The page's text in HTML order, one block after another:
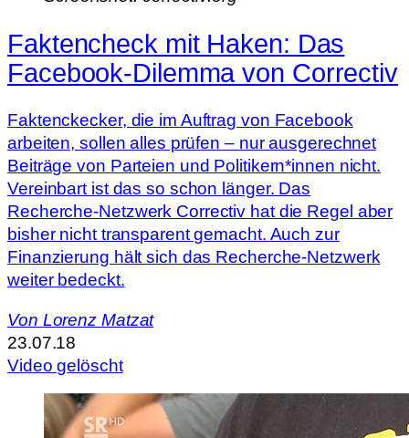
Faktencheck mit Haken: Das
Facebook-Dilemma von Correctiv
Faktenckecker, die im Auftrag von Facebook
arbeiten, sollen alles prüfen – nur ausgerechnet
Beiträge von Parteien und Politikern*innen nicht.
Vereinbart ist das so schon länger. Das
Recherche-Netzwerk Correctiv hat die Regel aber
bisher nicht transparent gemacht. Auch zur
Finanzierung hält sich das Recherche-Netzwerk
weiter bedeckt.
Von Lorenz Matzat
23.07.18
Video gelöscht